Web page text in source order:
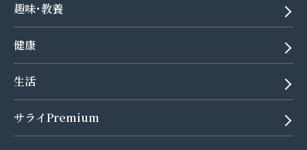
趣味･教養
健康
生活
サライPremium